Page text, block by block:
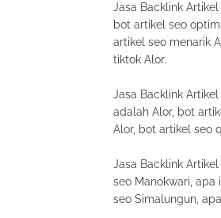
Jasa Backlink
bot artikel seo
artikel seo menarik
tiktok Alor.
Jasa Backlink
adalah Alor, bot
Alor, bot artikel seo
Jasa Backlink
seo Manokwari, apa
seo Simalungun,